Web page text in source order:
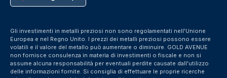
Gli investimenti in metalli preziosi non sono regolamentati nell'Unione
Europea e nel Regno Unito. I prezzi dei metalli preziosi possono essere
volatili e il valore del metallo può aumentare o diminuire. GOLD AVENUE
non fornisce consulenza in materia di investimenti o fiscale e non si
assume alcuna responsabilità per eventuali perdite causate dall'utilizzo
delle informazioni fornite. Si consiglia di effettuare le proprie ricerche